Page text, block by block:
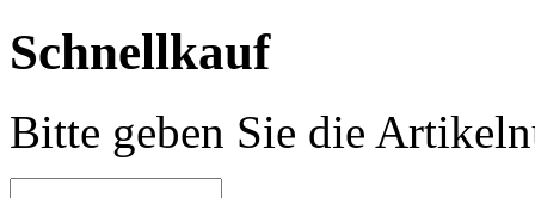
Schnellkauf
Bitte geben Sie die